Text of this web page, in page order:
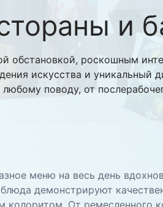
и
обстановкой, роскошным
искусства и уникальный
поводу, от
меню на весь день
демонстрируют
колоритом. От ремесленного